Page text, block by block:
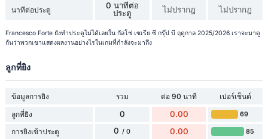
นาทีต่อประตู
0 นาทีต่อ
ประตู
ไม่ปรากฎ ไม่ปรากฎ
Francesco Forte ยังทำประตูไม่ได้เลยใน กัลโช่ เซเรีย ซี กรุ๊ป บี ฤดูกาล 2025/2026 เราจะมาดู
กันว่าพวกเขาแสดงผลงานอย่างไรในเกมที่กำลังจะมาถึง
ลูกที่ยิง
ข้อมูลการยิง รวม ต่อ 90 นาที
เปอร์เซ็นต์
ลูกที่ยิง
0 0.00 69
การยิงเข้าประตู 0 / 0 0.00 85